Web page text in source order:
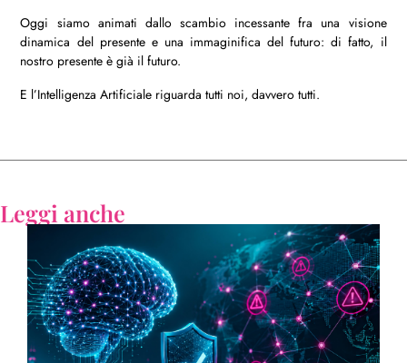
Oggi siamo animati dallo scambio incessante fra una visione
dinamica del presente e una immaginifica del futuro: di fatto, il
nostro presente è già il futuro.
E l’Intelligenza Artificiale riguarda tutti noi, davvero tutti.
Leggi anche